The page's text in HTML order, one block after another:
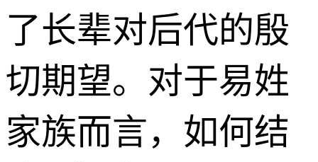
了长辈对后代的殷
切期望。对于易姓
家族而言，如何结